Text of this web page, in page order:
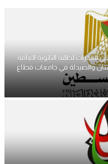
القدرات لطلبة الثانوية العامة
والصيدلة في جامعات قطاع